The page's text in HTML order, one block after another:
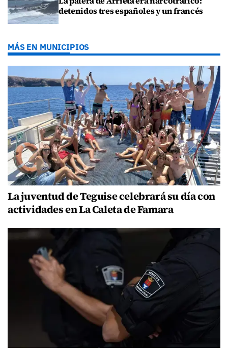
detenidos tres españoles y un francés
MÁS EN MUNICIPIOS
La juventud de Teguise celebrará su día con
actividades en La Caleta de Famara